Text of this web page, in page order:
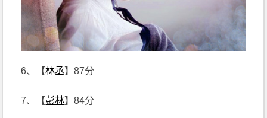
6、【林丞】87分
7、【彭林】84分